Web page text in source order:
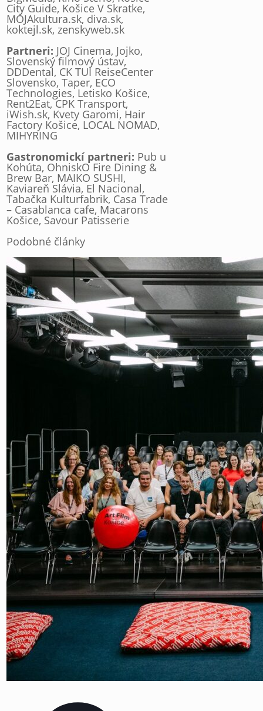
City Guide, Košice V Skratke,
MOJAkultura.sk, diva.sk,
koktejl.sk, zenskyweb.sk
Partneri: JOJ Cinema, Jojko,
Slovenský filmový ústav,
DDDental, CK TUI ReiseCenter
Slovensko, Taper, ECO
Technologies, Letisko Košice,
Rent2Eat, CPK Transport,
iWish.sk, Kvety Garomi, Hair
Factory Košice, LOCAL NOMAD,
MIHYRING
Gastronomickí partneri: Pub u
Kohúta, OhniskO Fire Dining &
Brew Bar, MAIKO SUSHI,
Kaviareň Slávia, El Nacional,
Tabačka Kulturfabrik, Casa Trade
– Casablanca cafe, Macarons
Košice, Savour Patisserie
Podobné články